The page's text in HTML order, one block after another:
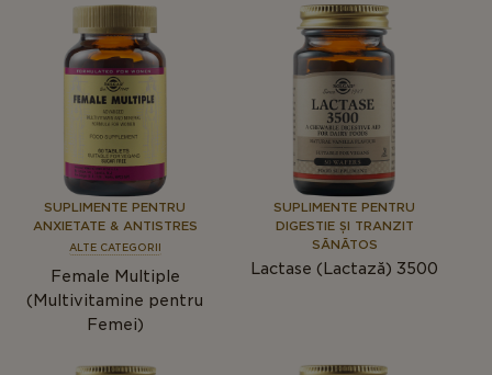
SUPLIMENTE PENTRU
ANXIETATE & ANTISTRES
ALTE CATEGORII
Female Multiple
(Multivitamine pentru
Femei)
SUPLIMENTE PENTRU
DIGESTIE ȘI TRANZIT
SĂNĂTOS
Lactase (Lactază) 3500